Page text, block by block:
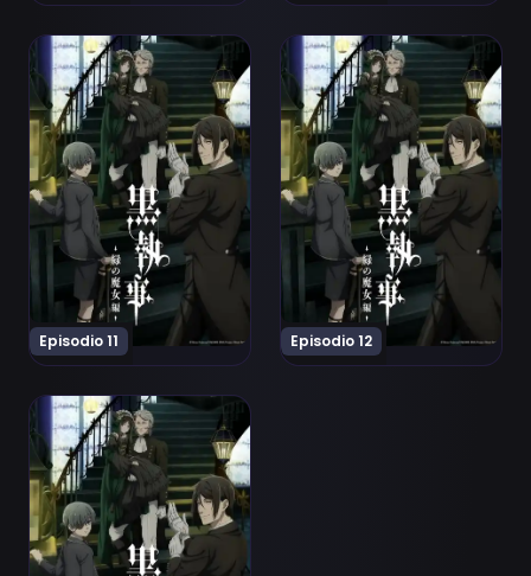
Episodio 11
Ver Kuroshitsuji: Midori no Majo-hen Episodio 11
Episodio 12
Ver Kuroshitsuji: Midori no
Ver Kuroshitsuji: Midori no Majo-hen Episodio 13